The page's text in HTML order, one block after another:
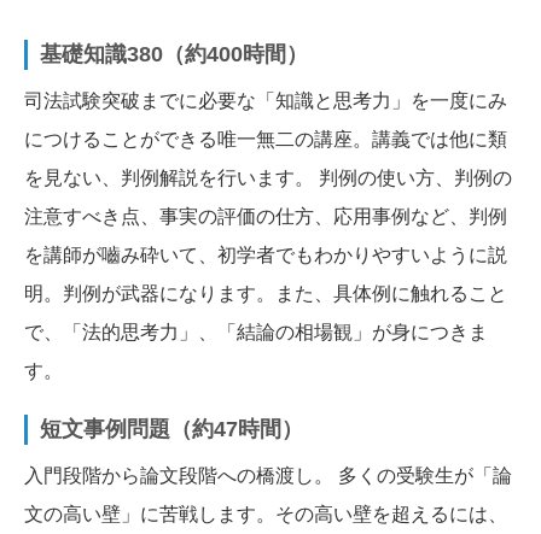
基礎知識380（約400時間）
司法試験突破までに必要な「知識と思考力」を一度にみ
につけることができる唯一無二の講座。講義では他に類
を見ない、判例解説を行います。 判例の使い方、判例の
注意すべき点、事実の評価の仕方、応用事例など、判例
を講師が嚙み砕いて、初学者でもわかりやすいように説
明。判例が武器になります。また、具体例に触れること
で、「法的思考力」、「結論の相場観」が身につきま
す。
短文事例問題（約47時間）
入門段階から論文段階への橋渡し。 多くの受験生が「論
文の高い壁」に苦戦します。その高い壁を超えるには、